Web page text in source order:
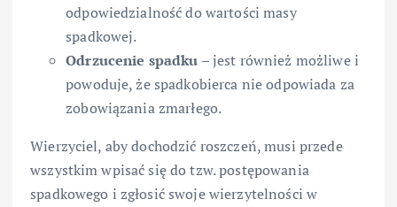
odpowiedzialność do wartości masy
spadkowej.
Odrzucenie spadku – jest również możliwe i
powoduje, że spadkobierca nie odpowiada za
zobowiązania zmarłego.
Wierzyciel, aby dochodzić roszczeń, musi przede
wszystkim wpisać się do tzw. postępowania
spadkowego i zgłosić swoje wierzytelności w